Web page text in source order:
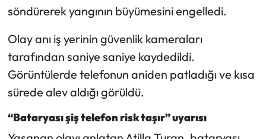
söndürerek yangının büyümesini engelledi.
Olay anı iş yerinin güvenlik kameraları
tarafından saniye saniye kaydedildi.
Görüntülerde telefonun aniden patladığı ve kısa
sürede alev aldığı görüldü.
“Bataryası şiş telefon risk taşır” uyarısı
Yaşam
Yayla Haber
Yemek Tarifleri